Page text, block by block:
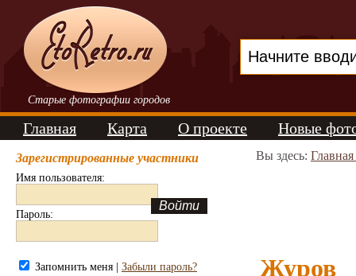
Старые фотографии городов
Главная Карта О проекте Новые
Зарегистрированные участники
Имя пользователя:
Пароль:
Запомнить меня | Забыли пароль?
Вы здесь:
Журов